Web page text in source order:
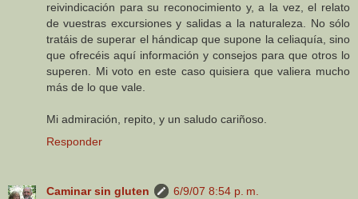
reivindicación para su reconocimiento y, a la vez, el relato
de vuestras excursiones y salidas a la naturaleza. No sólo
tratáis de superar el hándicap que supone la celiaquía, sino
que ofrecéis aquí información y consejos para que otros lo
superen. Mi voto en este caso quisiera que valiera mucho
más de lo que vale.
Mi admiración, repito, y un saludo cariñoso.
Responder
Caminar sin gluten
6/9/07 8:54 p. m.